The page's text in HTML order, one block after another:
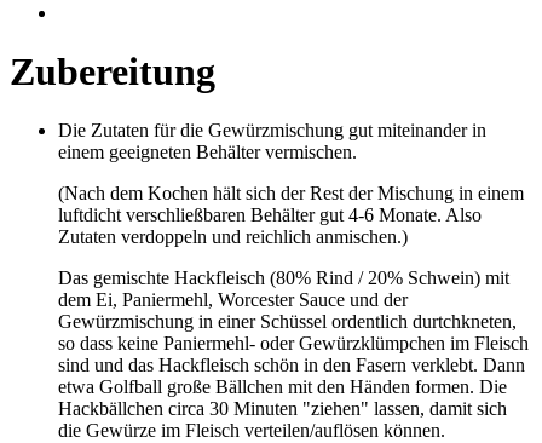
Zubereitung
Die Zutaten für die Gewürzmischung gut miteinander in
einem geeigneten Behälter vermischen.
(Nach dem Kochen hält sich der Rest der Mischung in einem
luftdicht verschließbaren Behälter gut 4-6 Monate. Also
Zutaten verdoppeln und reichlich anmischen.)
Das gemischte Hackfleisch (80% Rind / 20% Schwein) mit
dem Ei, Paniermehl, Worcester Sauce und der
Gewürzmischung in einer Schüssel ordentlich durtchkneten,
so dass keine Paniermehl- oder Gewürzklümpchen im Fleisch
sind und das Hackfleisch schön in den Fasern verklebt. Dann
etwa Golfball große Bällchen mit den Händen formen. Die
Hackbällchen circa 30 Minuten "ziehen" lassen, damit sich
die Gewürze im Fleisch verteilen/auflösen können.